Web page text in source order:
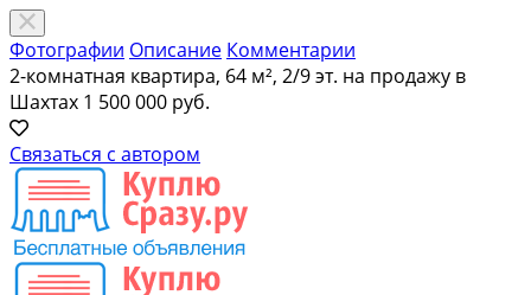
Фотографии Описание Комментарии
2-комнатная квартира, 64 м², 2/9 эт. на продажу в
Шахтах 1 500 000 руб.
Связаться с автором